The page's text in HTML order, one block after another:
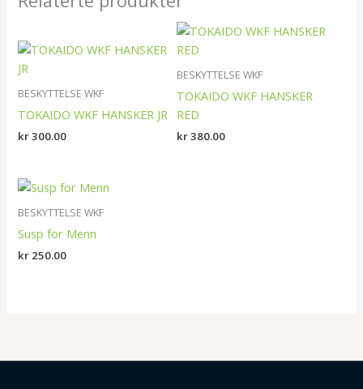
BESKYTTELSE WKF
TOKAIDO WKF HANSKER JR
kr300.00
BESKYTTELSE WKF
TOKAIDO WKF HANSKER
RED
kr380.00
BESKYTTELSE WKF
Susp for Menn
kr 250.00